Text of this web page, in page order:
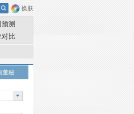
换肤
测
比
董秘